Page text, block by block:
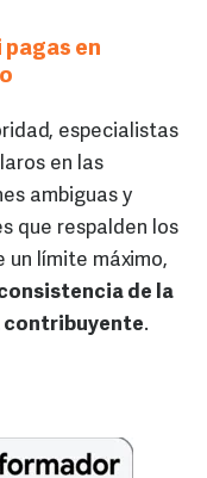
pagas en
especialistas
en las
ambiguas y
que respalden los
un límite máximo,
de la
contribuyente.